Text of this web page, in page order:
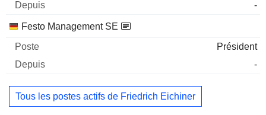
-
Festo Management SE
Président
-
Tous les postes actifs de Friedrich Eichiner